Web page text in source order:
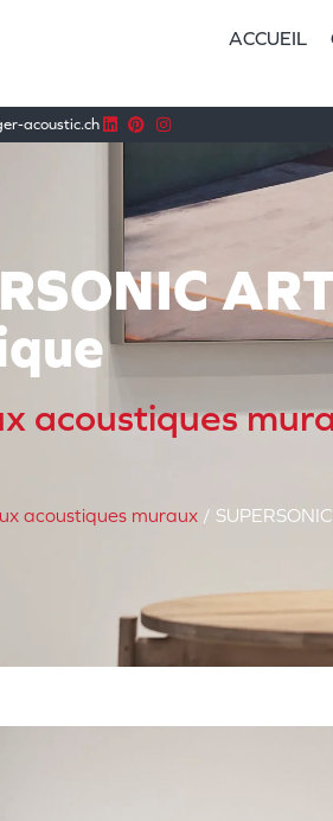
ACCUEIL
acoustic.ch
acoustiques
acoustiques muraux /